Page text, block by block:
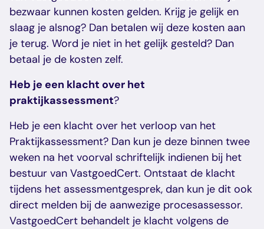
bezwaar kunnen kosten gelden. Krijg je gelijk en
slaag je alsnog? Dan betalen wij deze kosten aan
je terug. Word je niet in het gelijk gesteld? Dan
betaal je de kosten zelf.
Heb je een klacht over het
praktijkassessment?
Heb je een klacht over het verloop van het
Praktijkassessment? Dan kun je deze binnen twee
weken na het voorval schriftelijk indienen bij het
bestuur van VastgoedCert. Ontstaat de klacht
tijdens het assessmentgesprek, dan kun je dit ook
direct melden bij de aanwezige procesassessor.
VastgoedCert behandelt je klacht volgens de